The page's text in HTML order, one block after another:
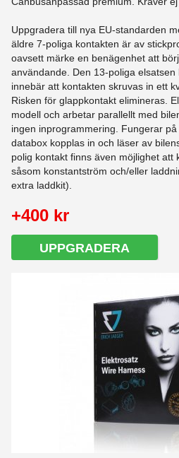
Uppgradera till nya EU-standarden
äldre 7-poliga kontakten är av
oavsett märke en benägenhet att
användande. Den 13-poliga
innebär att kontakten skruvas in ett
Risken för glappkontakt elimineras.
modell och arbetar parallellt med
ingen inprogrammering. Fungerar
databox kopplas in och läser av
polig kontakt finns även möjlighet att
såsom konstantström och/eller
extra laddkit).
+400 kr
UPPGRADERA